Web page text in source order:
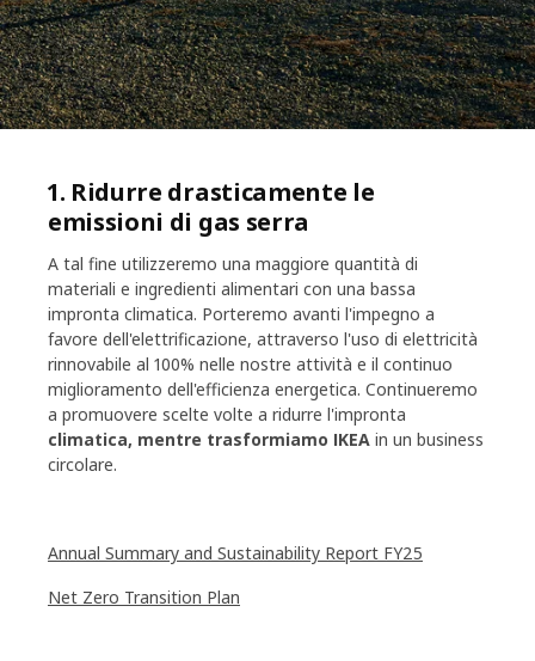
1. Ridurre drasticamente le
emissioni di gas serra
A tal fine utilizzeremo una maggiore quantità di
materiali e ingredienti alimentari con una bassa
impronta climatica. Porteremo avanti l'impegno a
favore dell'elettrificazione, attraverso l'uso di elettricità
rinnovabile al 100% nelle nostre attività e il continuo
miglioramento dell'efficienza energetica. Continueremo
a promuovere scelte volte a ridurre l'impronta
climatica, mentre trasformiamo IKEA in un business
circolare.
Annual Summary and Sustainability Report FY25
Net Zero Transition Plan